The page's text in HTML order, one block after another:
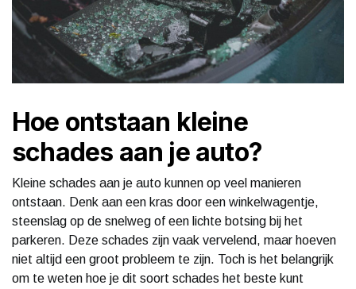
Hoe ontstaan kleine
schades aan je auto?
Kleine schades aan je auto kunnen op veel manieren
ontstaan. Denk aan een kras door een winkelwagentje,
steenslag op de snelweg of een lichte botsing bij het
parkeren. Deze schades zijn vaak vervelend, maar hoeven
niet altijd een groot probleem te zijn. Toch is het belangrijk
om te weten hoe je dit soort schades het beste kunt